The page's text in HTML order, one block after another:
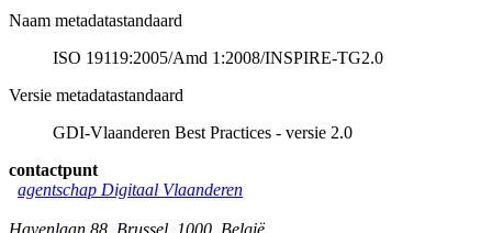
Naam metadatastandaard
ISO 19119:2005/Amd 1:2008/INSPIRE-TG2.0
Versie metadatastandaard
GDI-Vlaanderen Best Practices - versie 2.0
contactpunt
agentschap Digitaal Vlaanderen
Havenlaan 88 Brussel 1000 België